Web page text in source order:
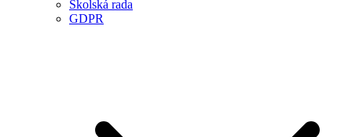
Školská rada
GDPR